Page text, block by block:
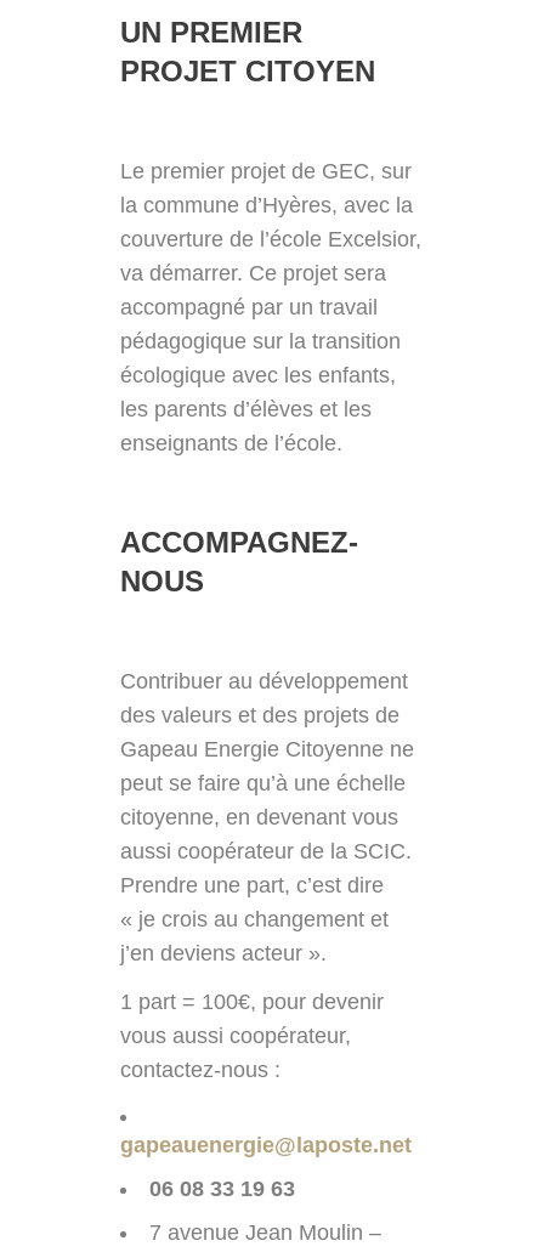
UN PREMIER
PROJET CITOYEN
Le premier projet de GEC, sur
la commune d’Hyères, avec la
couverture de l’école Excelsior,
va démarrer. Ce projet sera
accompagné par un travail
pédagogique sur la transition
écologique avec les enfants,
les parents d’élèves et les
enseignants de l’école.
ACCOMPAGNEZ-
NOUS
Contribuer au développement
des valeurs et des projets de
Gapeau Energie Citoyenne ne
peut se faire qu’à une échelle
citoyenne, en devenant vous
aussi coopérateur de la SCIC.
Prendre une part, c’est dire
« je crois au changement et
j’en deviens acteur ».
1 part = 100€, pour devenir
vous aussi coopérateur,
contactez-nous :
gapeauenergie@laposte.net
06 08 33 19 63
7 avenue Jean Moulin –